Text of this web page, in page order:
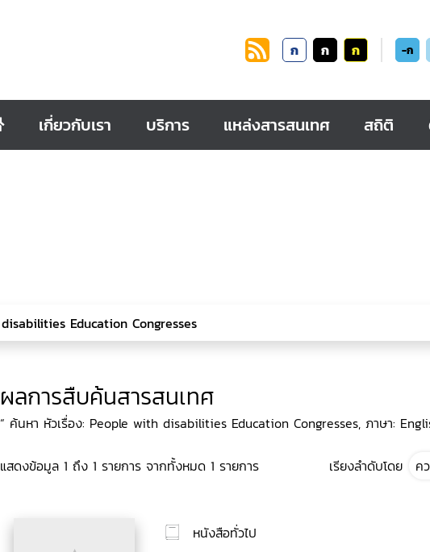
ก ก ก -ก
เกี่ยวกับเรา บริการ แหล่งสารสนเทศ สถิติ
ผลการสืบค้นสารสนเทศ
“ ค้นหา หัวเรื่อง: People with disabilities Education Congresses, ภาษา:
แสดงข้อมูล 1 ถึง 1 รายการ จากทั้งหมด 1 รายการ เรียงลำดับโดย
หนังสือทั่วไป